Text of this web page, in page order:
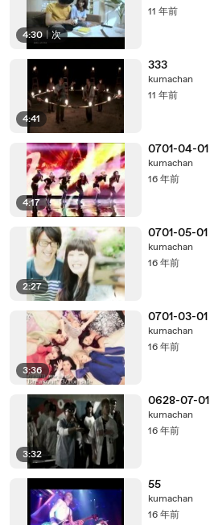
4:30 | 次
11 年前
4:41
333
kumachan
11 年前
4:17
0701-04-01
kumachan
16 年前
2:27
0701-05-01
kumachan
16 年前
3:36
0701-03-01
kumachan
16 年前
3:32
0628-07-01
kumachan
16 年前
55
kumachan
16 年前